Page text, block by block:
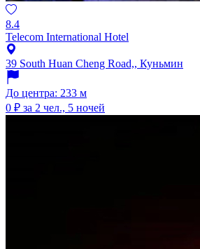
8.4
Telecom International Hotel
39 South Huan Cheng Road,, Куньмин
До центра: 233 м
0 ₽ за 2 чел., 5 ночей